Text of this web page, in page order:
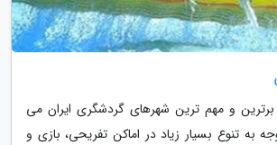
و مهم ترین شهرهای گردشگری ایران می
به تنوع بسیار زیاد در اماکن تفریحی، بازی و